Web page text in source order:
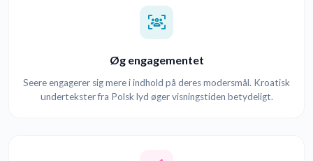
Øg engagementet
Seere engagerer sig mere i indhold på deres modersmål. Kroatisk
undertekster fra Polsk lyd øger visningstiden betydeligt.